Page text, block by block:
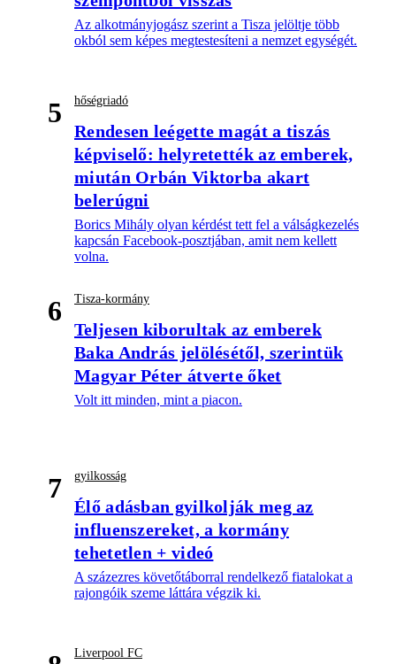
Az alkotmányjogász szerint a Tisza jelöltje több
okból sem képes megtestesíteni a nemzet egységét.
5 hőségriadó
Rendesen leégette magát a tiszás
képviselő: helyretették az emberek,
miután Orbán Viktorba akart
belerúgni
Borics Mihály olyan kérdést tett fel a válságkezelés
kapcsán Facebook-posztjában, amit nem kellett
volna.
6 Tisza-kormány
Teljesen kiborultak az emberek
Baka András jelölésétől, szerintük
Magyar Péter átverte őket
Volt itt minden, mint a piacon.
7 gyilkosság
Élő adásban gyilkolják meg az
influenszereket, a kormány
tehetetlen + videó
A százezres követőtáborral rendelkező fiatalokat a
rajongóik szeme láttára végzik ki.
Liverpool FC